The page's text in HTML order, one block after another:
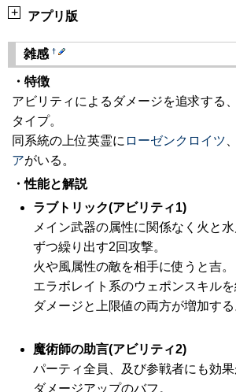
+
アプリ版
雑感 †
・特徴
アビリティによるダメージを追求する
タイプ。
同系統の上位英霊に ローゼンクロイツ
アがいる。
・性能と解説
ラブトリック(アビリティ1)
メイン武器の属性に関係なく火と
ずつ繰り出す2回攻撃。
火や風属性の敵を相手に使うと吉。
エラボレイト系のウェポンスキルを
ダメージと上限値の両方が増加する
魔術師の助言(アビリティ2)
パーティ全員、及び参戦者にも効
ダメージアップのバフ。